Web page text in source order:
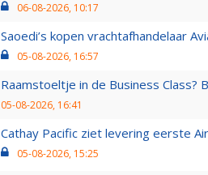
06-08-2026, 10:17
Saoedi’s kopen vrachtafhandelaar
05-08-2026, 16:57
Raamstoeltje in de Business
05-08-2026, 16:41
Cathay Pacific ziet levering eerste
05-08-2026, 15:25